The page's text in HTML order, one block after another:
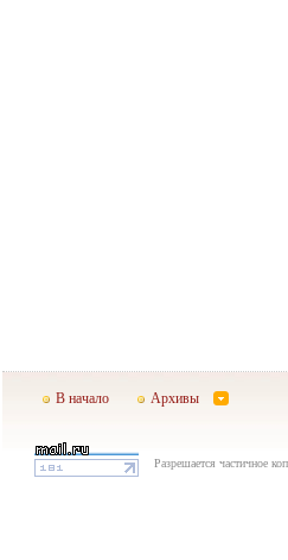
В начало Архивы
Разрешается частичное